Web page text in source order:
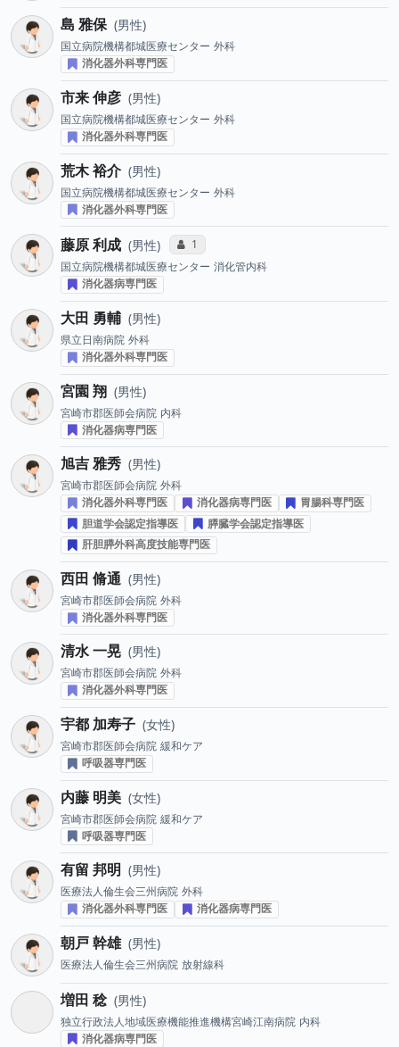
島 雅保 男性
国立病院機構都城医療センター 外科
消化器外科専門医
市来 伸彦 男性
国立病院機構都城医療センター 外科
消化器外科専門医
荒木 裕介 男性
国立病院機構都城医療センター 外科
消化器外科専門医
藤原 利成 男性 コミュニケーション・タイプ投票数
1
国立病院機構都城医療センター 消化管内科
消化器病専門医
大田 勇輔 男性
県立日南病院 外科
消化器外科専門医
宮園 翔 男性
宮崎市郡医師会病院 内科
消化器病専門医
旭吉 雅秀 男性
宮崎市郡医師会病院 外科
消化器外科専門医
消化器病専門医
胃腸科専門医
胆道学会認定指導医
膵臓学会認定指導医
肝胆膵外科高度技能専門医
西田 脩通 男性
宮崎市郡医師会病院 外科
消化器外科専門医
清水 一晃 男性
宮崎市郡医師会病院 外科
消化器外科専門医
宇都 加寿子 女性
宮崎市郡医師会病院 緩和ケア
呼吸器専門医
内藤 明美 女性
宮崎市郡医師会病院 緩和ケア
呼吸器専門医
有留 邦明 男性
医療法人倫生会三州病院 外科
消化器外科専門医
消化器病専門医
朝戸 幹雄 男性
医療法人倫生会三州病院 放射線科
増田 稔 男性
独立行政法人地域医療機能推進機構宮崎江南病院 内科
消化器病専門医